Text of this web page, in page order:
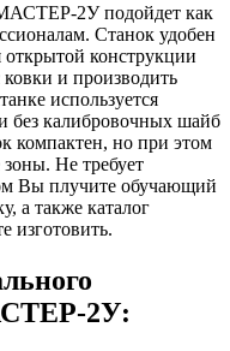
2У подойдет как
Станок удобен
открытой конструкции
и производить
используется
без калибровочных шайб
компактен, но при этом
Не требует
Вы плучите обучающий
а также каталог
изготовить.
2У: